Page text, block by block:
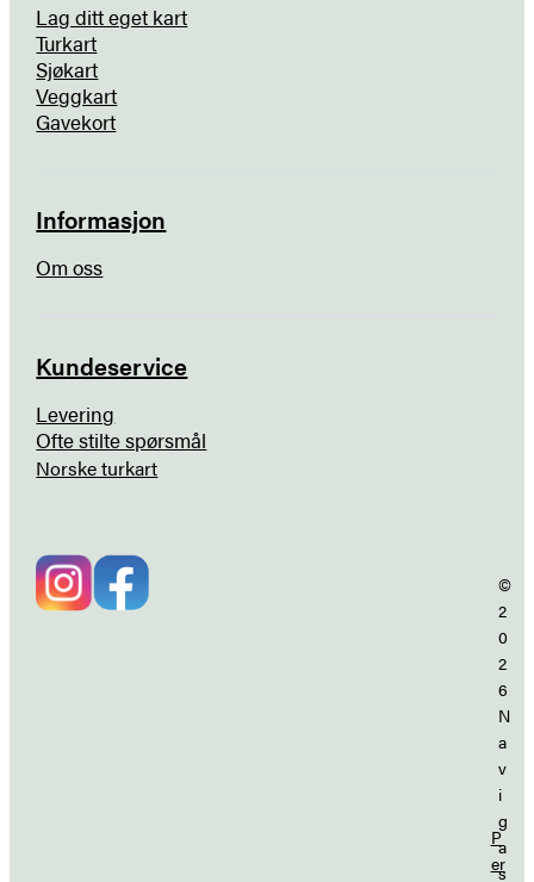
Lag ditt eget kart
Turkart
Sjøkart
Veggkart
Gavekort
Informasjon
Om oss
Kundeservice
Levering
Ofte stilte spørsmål
Norske turkart
P
er
©
2
0
2
6
N
a
v
i
g
a
s